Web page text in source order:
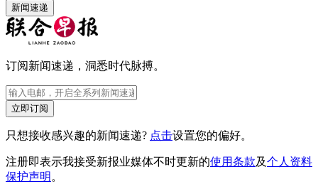
新闻速递
订阅新闻速递，洞悉时代脉搏。
立即订阅
只想接收感兴趣的新闻速递? 点击设置您的偏好。
注册即表示我接受新报业媒体不时更新的使用条款及个人资料
保护声明。